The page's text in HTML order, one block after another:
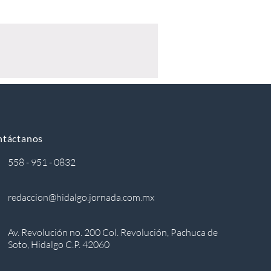
558 - 951 - 0832
redaccion@hidalgo.jornada.com.mx
Av. Revolución no. 200 Col. Revolución, Pachuca de
Soto, Hidalgo C.P. 42060